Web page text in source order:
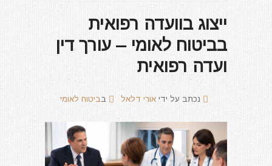
ייצוג בוועדה רפואית
בביטוח לאומי – עורך דין
ועדה רפואית
נכתב על ידי אורי דלאל בביטוח לאומי